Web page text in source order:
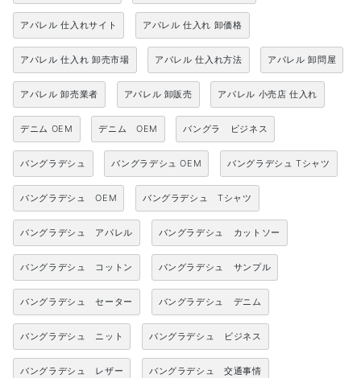
アパレル 仕入れサイト アパレル 仕入れ 卸価格
アパレル 仕入れ 卸売市場 アパレル 仕入れ方法 アパレル 卸問屋
アパレル 卸売業者 アパレル 卸販売 アパレル 小売店 仕入れ
デニム OEM デニム OEM バングラ ビジネス
バングラデシュ バングラデシュ OEM バングラデシュ Tシャツ
バングラデシュ OEM バングラデシュ Tシャツ
バングラデシュ アパレル バングラデシュ カットソー
バングラデシュ コットン バングラデシュ サンプル
バングラデシュ セーター バングラデシュ デニム
バングラデシュ ニット バングラデシュ ビジネス
バングラデシュ レザー バングラデシュ 交通事情